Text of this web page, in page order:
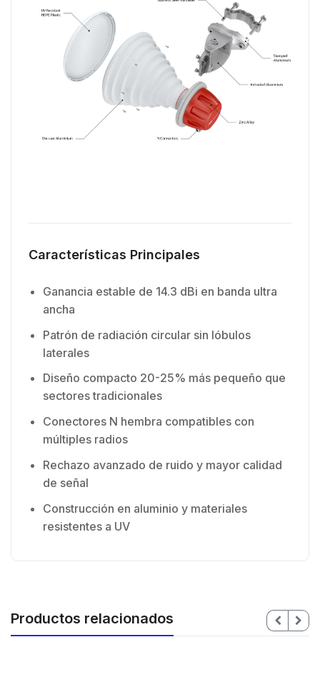
Características Principales
Ganancia estable de 14.3 dBi en banda ultra
ancha
Patrón de radiación circular sin lóbulos
laterales
Diseño compacto 20-25% más pequeño que
sectores tradicionales
Conectores N hembra compatibles con
múltiples radios
Rechazo avanzado de ruido y mayor calidad
de señal
Construcción en aluminio y materiales
resistentes a UV
Productos relacionados